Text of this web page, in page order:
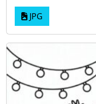
JPG